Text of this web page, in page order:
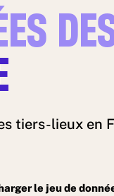
tiers-lieux en
le jeu de